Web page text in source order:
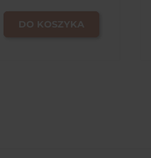
DO KOSZYKA